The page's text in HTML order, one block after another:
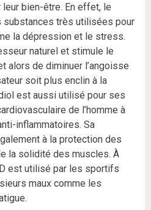
bien-être. En effet, le
substances très utilisées pour
la dépression et le stress.
naturel et stimule le
alors de diminuer l’angoisse
soit plus enclin à la
est aussi utilisé pour ses
de l’homme à
inflammatoires. Sa
à la protection des
la solidité des muscles. À
est utilisé par les sportifs
maux comme les